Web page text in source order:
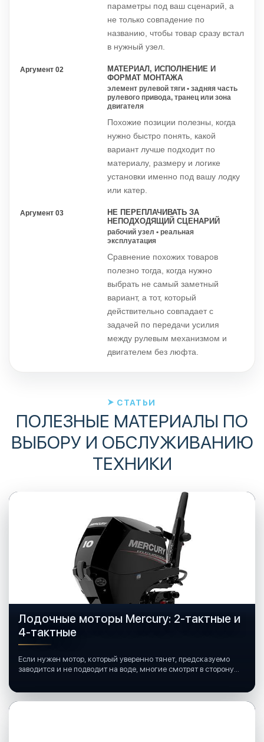
параметры под ваш сценарий, а
не только совпадение по
названию, чтобы товар сразу встал
в нужный узел.
Аргумент 02
МАТЕРИАЛ, ИСПОЛНЕНИЕ И
ФОРМАТ МОНТАЖА
элемент рулевой тяги • задняя часть
рулевого привода, транец или зона
двигателя
Похожие позиции полезны, когда
нужно быстро понять, какой
вариант лучше подходит по
материалу, размеру и логике
установки именно под вашу лодку
или катер.
Аргумент 03
НЕ ПЕРЕПЛАЧИВАТЬ ЗА
НЕПОДХОДЯЩИЙ СЦЕНАРИЙ
рабочий узел • реальная
эксплуатация
Сравнение похожих товаров
полезно тогда, когда нужно
выбрать не самый заметный
вариант, а тот, который
действительно совпадает с
задачей по передачи усилия
между рулевым механизмом и
двигателем без люфта.
СТАТЬИ
ПОЛЕЗНЫЕ МАТЕРИАЛЫ ПО
ВЫБОРУ И ОБСЛУЖИВАНИЮ
ТЕХНИКИ
Лодочные моторы Mercury: 2-тактные и
4-тактные
Если нужен мотор, который уверенно тянет, предсказуемо
заводится и не подводит на воде, многие смотрят в сторону